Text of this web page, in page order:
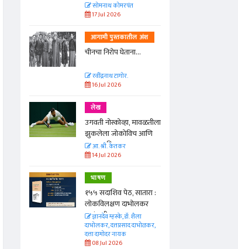
सोमनाथ कोमरपंत
17 Jul 2026
आगामी पुस्तकातील अंश
चीनचा निरोप घेताना...
रवींद्रनाथ टागोर.
16 Jul 2026
लेख
उगवती नोस्कोव्हा, मावळतीला
झुकलेला जोकोविच आणि
दरम्यान विम्बल्डन
आ. श्री. केतकर
14 Jul 2026
भाषण
१५५ सदाशिव पेठ, सातारा :
लोकविलक्षण दाभोलकर
कुटुंबाची कथा
ज्ञानदेव म्हस्के, डॉ. शैला
दाभोलकर, दत्तप्रसाद दाभोळकर,
दत्ता दामोदर नायक
08 Jul 2026